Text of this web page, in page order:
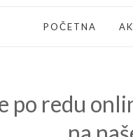
POČETNA
po redu